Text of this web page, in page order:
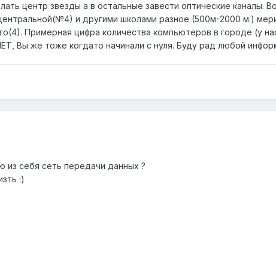
центр звезды а в остальные завести оптические каналы.
и другими школами разное (500м-2000 м.)
Примерная цифра количества компьютеров в городе (у
же тоже когдато начинали с нуля. Буду рад любой
из себя сеть передачи данных ?
:)